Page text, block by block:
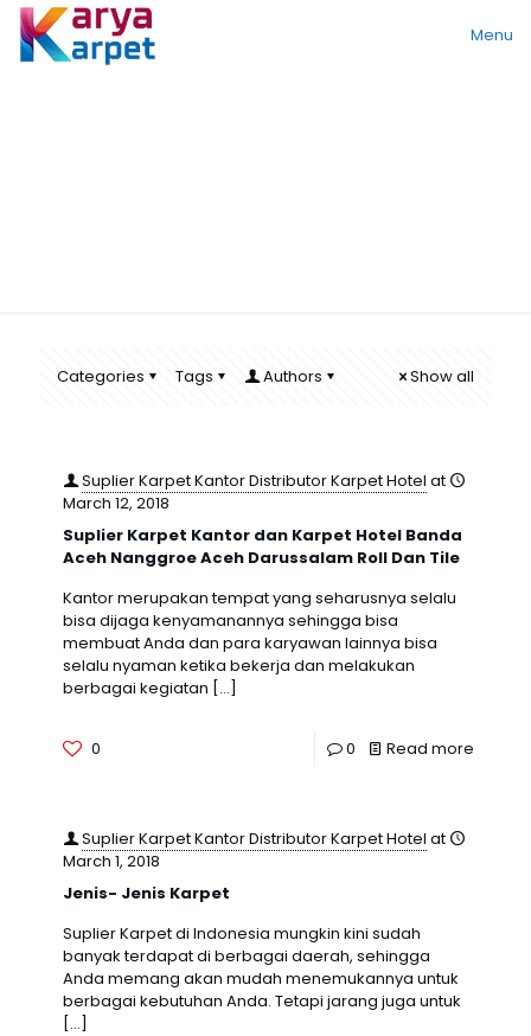
Menu
Categories Tags Authors Show all
Suplier Karpet Kantor Distributor Karpet Hotel at
March 12, 2018
Suplier Karpet Kantor dan Karpet Hotel Banda
Aceh Nanggroe Aceh Darussalam Roll Dan Tile
Kantor merupakan tempat yang seharusnya selalu
bisa dijaga kenyamanannya sehingga bisa
membuat Anda dan para karyawan lainnya bisa
selalu nyaman ketika bekerja dan melakukan
berbagai kegiatan […]
0 0 Read more
Suplier Karpet Kantor Distributor Karpet Hotel at
March 1, 2018
Jenis- Jenis Karpet
Suplier Karpet di Indonesia mungkin kini sudah
banyak terdapat di berbagai daerah, sehingga
Anda memang akan mudah menemukannya untuk
berbagai kebutuhan Anda. Tetapi jarang juga untuk
[…]